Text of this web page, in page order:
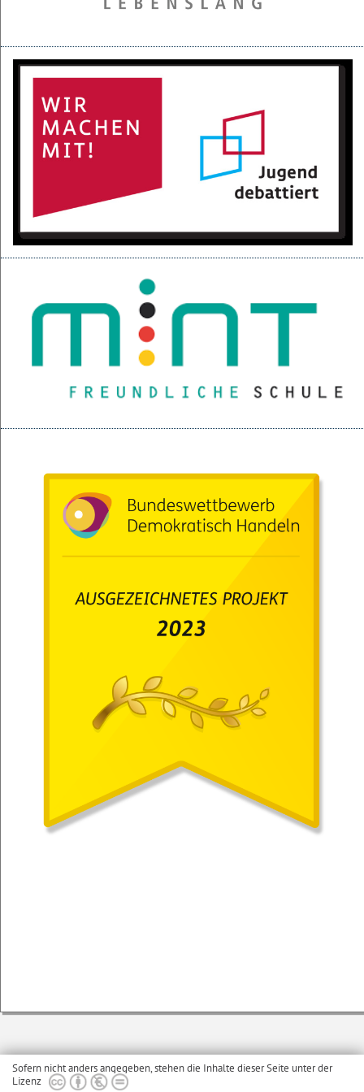
Projektpräsentation der 6d für den BGC
16.05.2025
Kurzfilme über den Izmir-Austausch im Kino
22.04.2025
KI-Fortbildung der Lehrerschaft
Null-Tage-Feier und Ferien!
Sofern nicht anders angegeben, stehen die Inhalte dieser Seite unter der
Lizenz